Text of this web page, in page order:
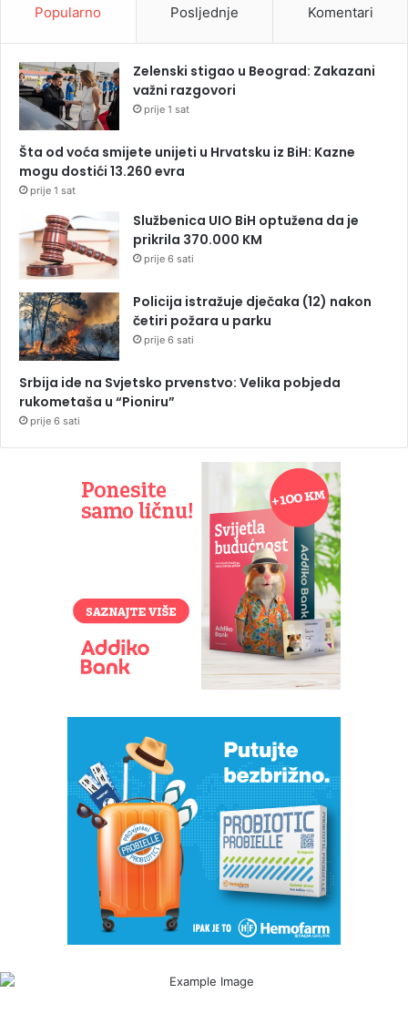
Popularno Posljednje Komentari
Zelenski stigao u Beograd: Zakazani
važni razgovori
prije 1 sat
Šta od voća smijete unijeti u Hrvatsku iz BiH: Kazne
mogu dostići 13.260 evra
prije 1 sat
Službenica UIO BiH optužena da je
prikrila 370.000 KM
prije 6 sati
Policija istražuje dječaka (12) nakon
četiri požara u parku
prije 6 sati
Srbija ide na Svjetsko prvenstvo: Velika pobjeda
rukometaša u “Pioniru”
prije 6 sati